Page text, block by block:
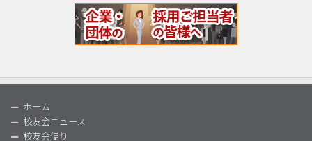
ホーム
校友会ニュース
校友会便り